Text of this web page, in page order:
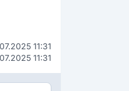
11:31
11:31